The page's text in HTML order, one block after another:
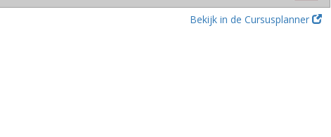
Bekijk in de Cursusplanner